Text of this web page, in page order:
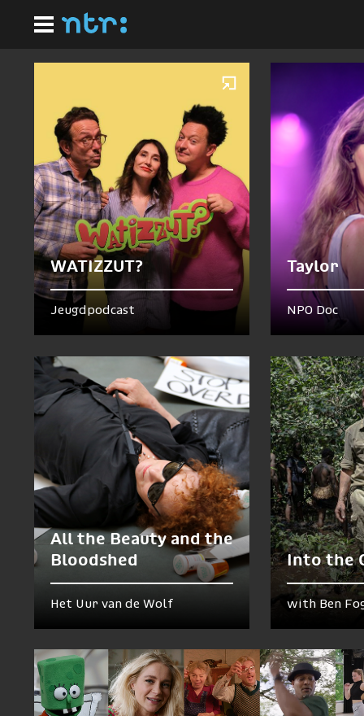
hoofdinhoud
Homepagina
Nu te zien en te horen
WATIZZUT?
Jeugdpodcast
Taylor
NPO Doc
All the Beauty and the
Bloodshed
Het Uur van de Wolf
Into the
with Ben